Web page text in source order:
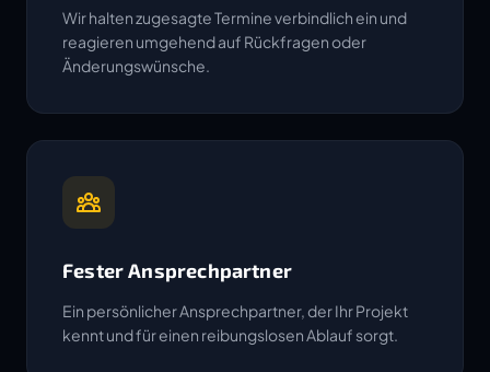
Wir halten zugesagte Termine verbindlich ein und
reagieren umgehend auf Rückfragen oder
Änderungswünsche.
Fester Ansprechpartner
Ein persönlicher Ansprechpartner, der Ihr Projekt
kennt und für einen reibungslosen Ablauf sorgt.